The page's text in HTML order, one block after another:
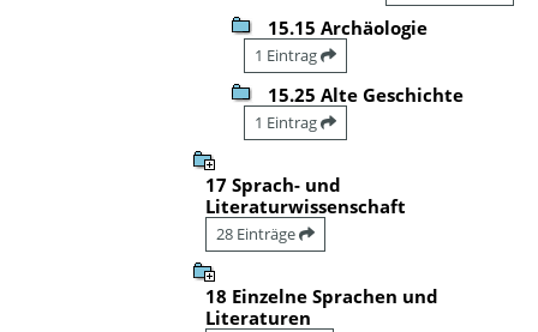
15.15 Archäologie
1 Eintrag
15.25 Alte Geschichte
1 Eintrag
17 Sprach- und
Literaturwissenschaft
28 Einträge
18 Einzelne Sprachen und
Literaturen